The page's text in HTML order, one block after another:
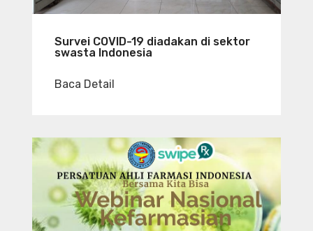
Survei COVID-19 diadakan di sektor
swasta Indonesia
Baca Detail